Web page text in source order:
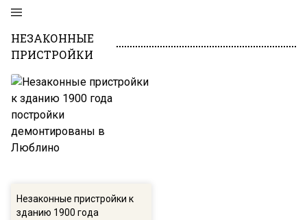
НЕЗАКОННЫЕ
ПРИСТРОЙКИ
Незаконные пристройки к
зданию 1900 года